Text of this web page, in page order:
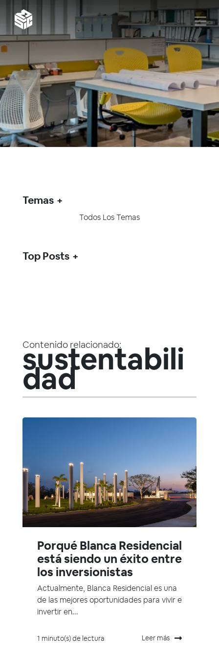
Contenido relacionado:
sustentabili
dad
Porqué Blanca Residencial
está siendo un éxito entre
los inversionistas
Actualmente, Blanca Residencial es una
de las mejores oportunidades para vivir e
invertir en...
1 minuto(s) de lectura Leer más
Temas
Todos Los Temas
Top Posts